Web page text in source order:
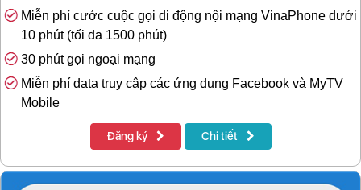
Miễn phí cước cuộc gọi di động nội mạng VinaPhone dưới
10 phút (tối đa 1500 phút)
30 phút gọi ngoại mạng
Miễn phí data truy cập các ứng dụng Facebook và MyTV
Mobile
Đăng ký Chi tiết